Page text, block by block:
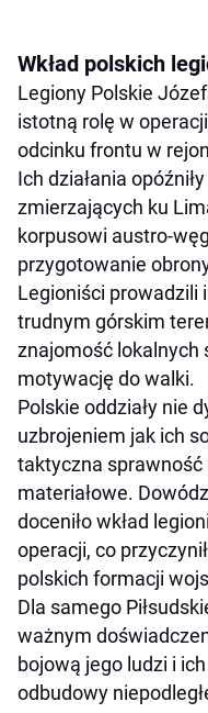
Wkład polskich
Legiony Polskie
istotną rolę w
odcinku frontu w
Ich działania
zmierzających ku
korpusowi austro-
przygotowanie
Legioniści prowadzili
trudnym górskim
znajomość lokalnych
motywację do walki.
Polskie oddziały nie
uzbrojeniem jak ich
taktyczna sprawność
materiałowe.
doceniło wkład
operacji, co
polskich formacji
Dla samego
ważnym
bojową jego ludzi i
odbudowy